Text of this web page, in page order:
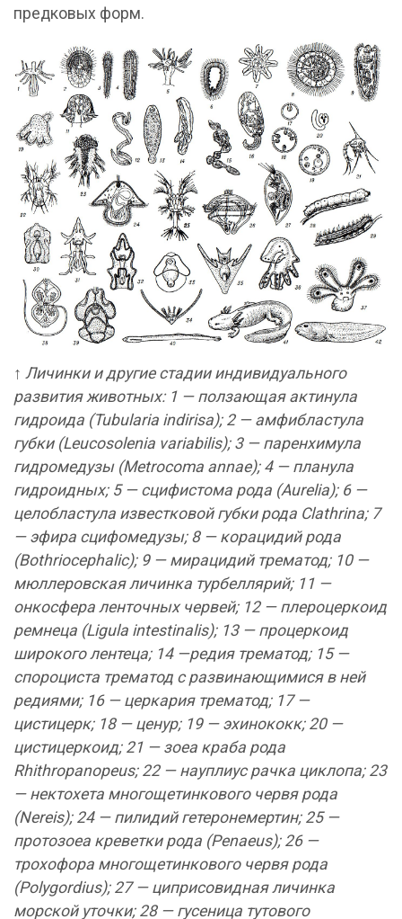
предковых форм.
↑ Личинки и другие стадии индивидуального
развития животных: 1 — ползающая актинула
гидроида (Tubularia indirisa); 2 — амфибластула
губки (Leucosolenia variabilis); 3 — паренхимула
гидромедузы (Metrocoma аnnае); 4 — планула
гидроидных; 5 — сцифистома рода (Aurelia); 6 —
целобластула известковой губки рода Clathrina; 7
— эфира сцифомедузы; 8 — корацидий рода
(Bothriocephalic); 9 — мирацидий трематод; 10 —
мюллеровская личинка турбеллярий; 11 —
онкосфера ленточных червей; 12 — плероцеркоид
ремнеца (Ligula intestinalis); 13 — процеркоид
широкого лентеца; 14 —редия трематод; 15 —
спороциста трематод с развинающимися в ней
редиями; 16 — церкария трематод; 17 —
цистицерк; 18 — ценур; 19 — эхинококк; 20 —
цистицеркоид; 21 — зоеа краба рода
Rhithropanopeus; 22 — науплиус рачка циклопа; 23
— нектохета многощетинкового червя рода
(Nereis); 24 — пилидий гетеронемертин; 25 —
протозоеа креветки рода (Penaeus); 26 —
трохофора многощетинкового червя рода
(Polygordius); 27 — циприсовидная личинка
морской уточки; 28 — гусеница тутового